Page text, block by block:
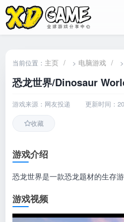
当前位置： 主页 / > 电脑游戏 /
恐龙世界/Dinosaur
游戏来源：网友投递 更新时间：
收藏
游戏介绍
恐龙世界是一款恐龙题材的生存
游戏视频